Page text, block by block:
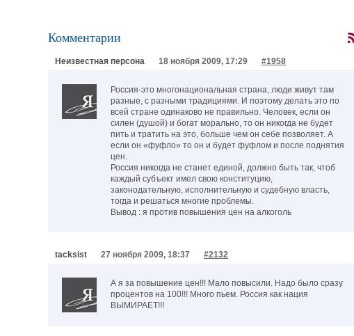
Комментарии
Неизвестная персона 18 ноября 2009, 17:29 #1958
Россия-это многонациональная страна, люди живут там
разные, с разными традициями. И поэтому делать это по
всей стране одинаково не правильно. Человек, если он
силен (душой) и богат морально, то он никогда не будет
пить и тратить на это, больше чем он себе позволяет. А
если он «фуфло» то он и будет фуфлом и после поднятия
цен.
Россия никогда не станет единой, должно быть так, чтоб
каждый субъект имел свою конституцию,
законодательную, исполнительную и судебную власть,
тогда и решаться многие проблемы.
Вывод : я против повышения цен на алкоголь
tacksist 27 ноября 2009, 18:37 #2132
А я за повышение цен!!! Мало повысили. Надо было сразу
процентов на 100!!! Много пьем. Россия как нация
ВЫМИРАЕТ!!!